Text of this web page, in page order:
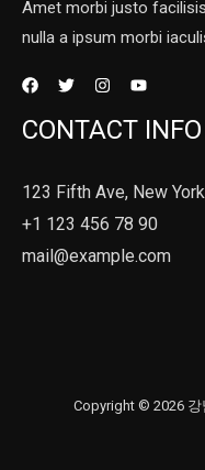
Amet morbi justo
nulla a ipsum morbi
CONTACT INFO
123 Fifth Ave, New
+1 123 456 78 90
mail@example.com
Copyright © 2026 강